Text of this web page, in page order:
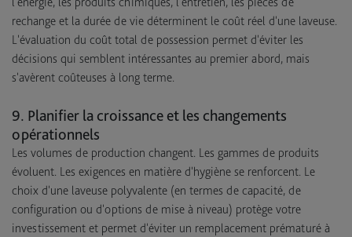
rechange et la durée de vie déterminent le coût réel d'une laveuse.
L'évaluation du coût total de possession permet d'éviter les
décisions qui semblent intéressantes au premier abord, mais
s'avèrent coûteuses à long terme.
9. Planifier la croissance et les changements
opérationnels
Les volumes de production changent. Les gammes de produits
évoluent. Les exigences en matière d'hygiène se renforcent. Le
choix d'une laveuse polyvalente (en termes de capacité, de
configuration ou d'options de mise à niveau) protège votre
investissement et permet d'éviter un remplacement prématuré à